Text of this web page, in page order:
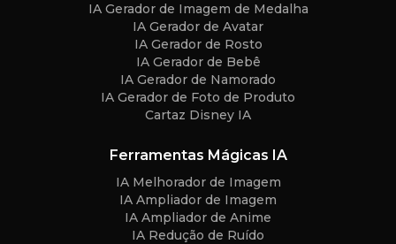
IA Gerador de Imagem de Medalha
IA Gerador de Avatar
IA Gerador de Rosto
IA Gerador de Bebê
IA Gerador de Namorado
IA Gerador de Foto de Produto
Cartaz Disney IA
Ferramentas Mágicas IA
IA Melhorador de Imagem
IA Ampliador de Imagem
IA Ampliador de Anime
IA Redução de Ruído